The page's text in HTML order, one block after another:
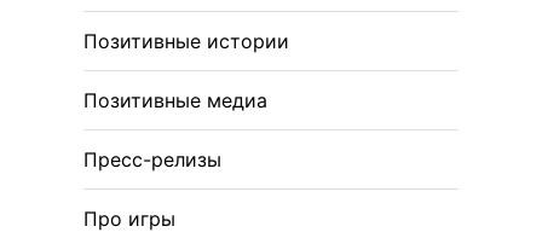
Позитивные истории
Позитивные медиа
Пресс-релизы
Про игры